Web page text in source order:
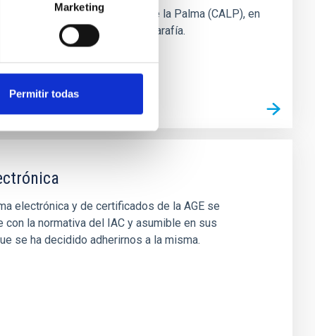
Marketing
Permitir todas
el Centro de Astrofísica de la Palma (CALP), en
Roque de los Muchachos en Garafía.
electrónica y de certificados de la AGE se
la normativa del IAC y asumible en sus
se ha decidido adherirnos a la misma.